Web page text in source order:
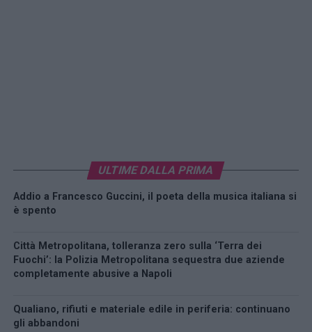
ULTIME DALLA PRIMA
Addio a Francesco Guccini, il poeta della musica italiana si
è spento
Città Metropolitana, tolleranza zero sulla ‘Terra dei
Fuochi’: la Polizia Metropolitana sequestra due aziende
completamente abusive a Napoli
Qualiano, rifiuti e materiale edile in periferia: continuano
gli abbandoni